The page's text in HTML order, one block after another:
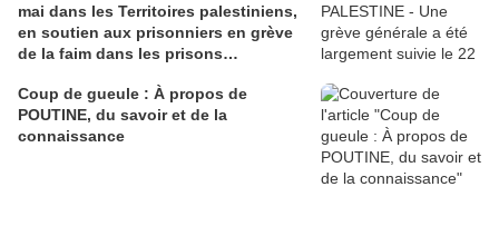
mai dans les Territoires palestiniens,
en soutien aux prisonniers en grève
de la faim dans les prisons
Donald Trump en Israël
Coup de gueule : À propos de
POUTINE, du savoir et de la
connaissance